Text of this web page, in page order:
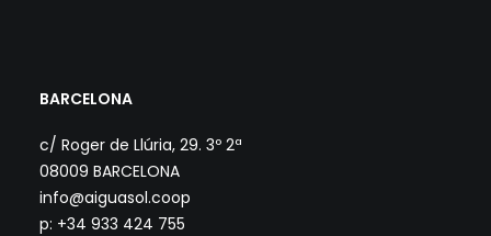
BARCELONA
c/ Roger de Llúria, 29. 3º 2ª
08009 BARCELONA
info@aiguasol.coop
p: +34 933 424 755